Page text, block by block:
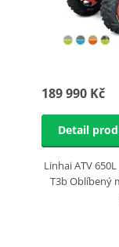
189 990 Kč
Detail
Linhai ATV 650L
T3b Oblíbený